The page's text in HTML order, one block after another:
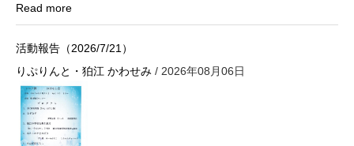
Read more
活動報告（2026/7/21）
りぷりんと・狛江 かわせみ / 2026年08月06日